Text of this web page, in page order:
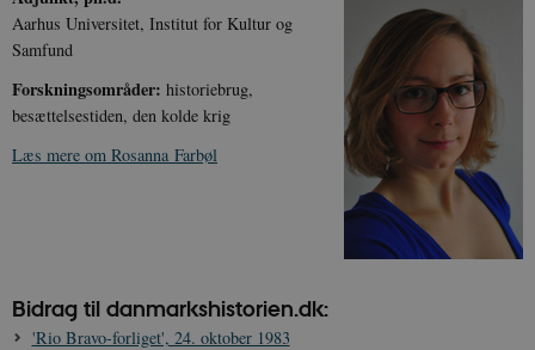
Aarhus Universitet, Institut for Kultur og
Samfund
Forskningsområder: historiebrug,
besættelsestiden, den kolde krig
Læs mere om Rosanna Farbøl
Bidrag til danmarkshistorien.dk:
'Rio Bravo-forliget', 24. oktober 1983